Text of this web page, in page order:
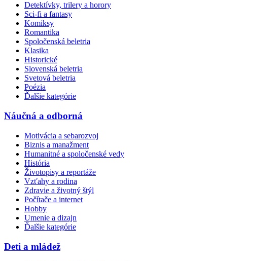
Detektívky, trilery a horory
Sci-fi a fantasy
Komiksy
Romantika
Spoločenská beletria
Klasika
Historické
Slovenská beletria
Svetová beletria
Poézia
Ďalšie kategórie
Náučná a odborná
Motivácia a sebarozvoj
Biznis a manažment
Humanitné a spoločenské vedy
História
Životopisy a reportáže
Vzťahy a rodina
Zdravie a životný štýl
Počítače a internet
Hobby
Umenie a dizajn
Ďalšie kategórie
Deti a mládež